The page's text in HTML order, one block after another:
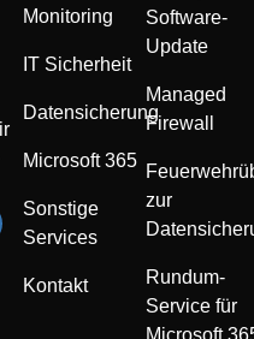
Monitoring
IT Sicherheit
Datensicherung
Microsoft 365
Sonstige
Services
Kontakt
Software-
Update
Managed
Firewall
zur
Rundum-
Service für
Microsoft